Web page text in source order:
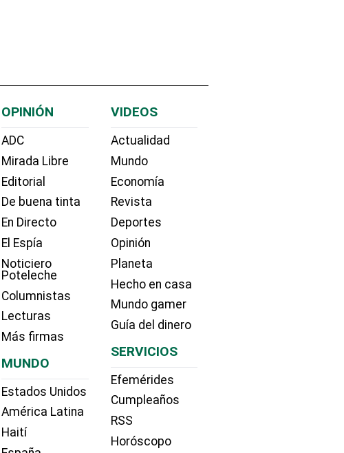
OPINIÓN
ADC
Mirada Libre
Editorial
De buena tinta
En Directo
El Espía
Noticiero
Poteleche
Columnistas
Lecturas
Más firmas
MUNDO
Estados Unidos
América Latina
Haití
VIDEOS
Actualidad
Mundo
Economía
Revista
Deportes
Opinión
Planeta
Hecho en casa
Mundo gamer
Guía del dinero
SERVICIOS
Efemérides
Cumpleaños
RSS
Horóscopo